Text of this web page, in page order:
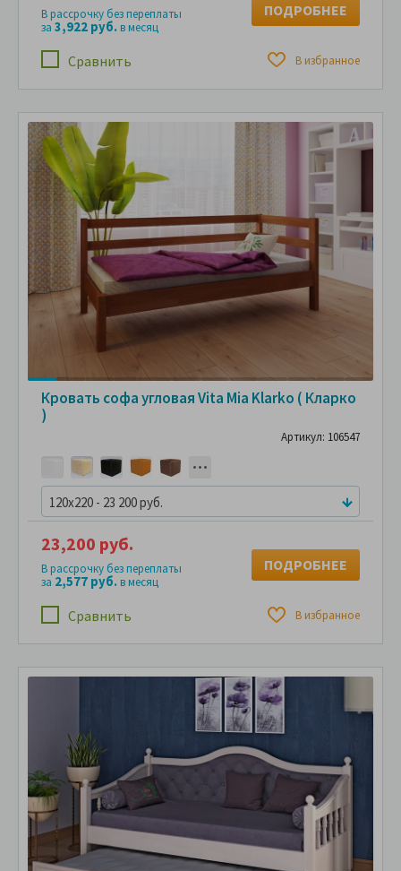
Сравнить В избранное
В рассрочку без переплаты
за 3,922 руб.в месяц
ПОДРОБНЕЕ
Кровать софа угловая Vita Mia Klarko ( Кларко
)
Артикул: 106547
120x220 - 23 200 руб.
Сравнить В избранное
23,200 руб.
В рассрочку без переплаты
за 2,577 руб.в месяц
ПОДРОБНЕЕ